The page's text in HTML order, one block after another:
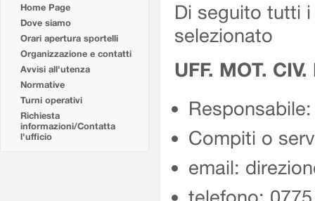
Home Page
Dove siamo
Orari apertura sportelli
Organizzazione e contatti
Avvisi all'utenza
Normative
Turni operativi
Richiesta
informazioni/Contatta
l'ufficio
Di seguito tutti
selezionato
UFF. MOT.
Compiti o
email: